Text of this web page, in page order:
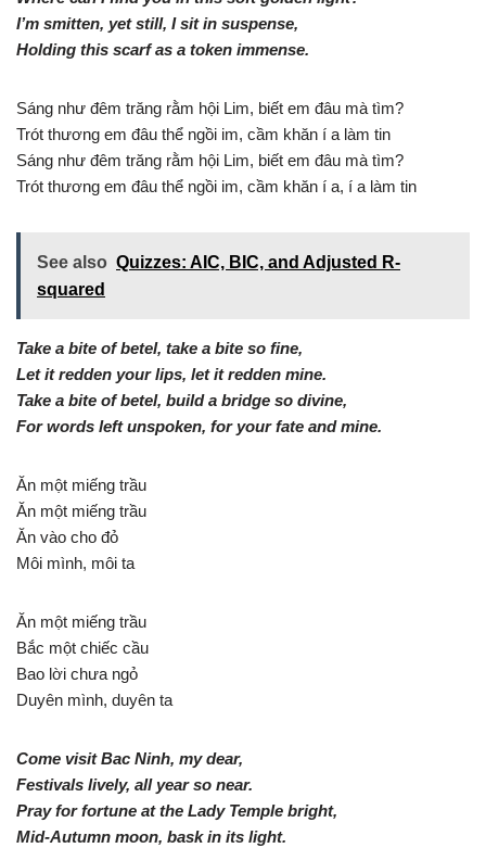
I’m smitten, yet still, I sit in suspense,
Holding this scarf as a token immense.
Sáng như đêm trăng rằm hội Lim, biết em đâu mà tìm?
Trót thương em đâu thể ngồi im, cầm khăn í a làm tin
Sáng như đêm trăng rằm hội Lim, biết em đâu mà tìm?
Trót thương em đâu thể ngồi im, cầm khăn í a, í a làm tin
See also Quizzes: AIC, BIC, and Adjusted R-
squared
Take a bite of betel, take a bite so fine,
Let it redden your lips, let it redden mine.
Take a bite of betel, build a bridge so divine,
For words left unspoken, for your fate and mine.
Ăn một miếng trầu
Ăn một miếng trầu
Ăn vào cho đỏ
Môi mình, môi ta
Ăn một miếng trầu
Bắc một chiếc cầu
Bao lời chưa ngỏ
Duyên mình, duyên ta
Come visit Bac Ninh, my dear,
Festivals lively, all year so near.
Pray for fortune at the Lady Temple bright,
Mid-Autumn moon, bask in its light.